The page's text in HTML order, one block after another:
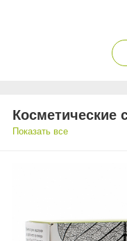
Косметические
Показать все